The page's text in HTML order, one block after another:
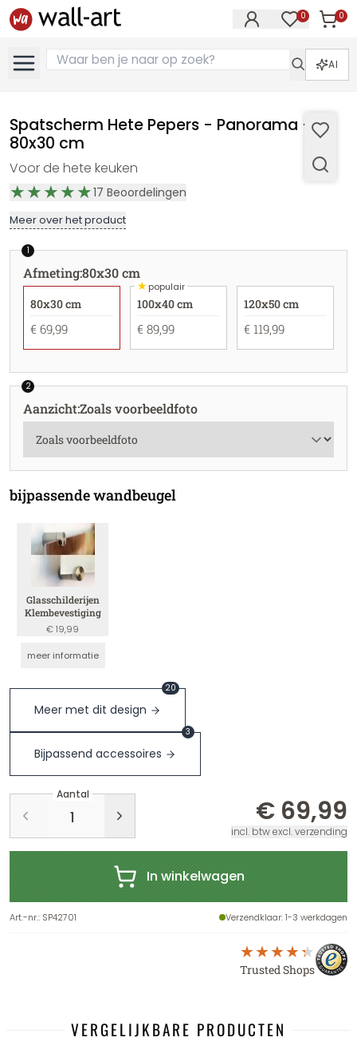
0 0
AI
Spatscherm Hete Pepers - Panorama -
80x30 cm
Voor de hete keuken
17 Beoordelingen
Meer over het product
1
Afmeting:80x30 cm
80x30 cm
€ 69,99
★populair
100x40 cm
€ 89,99
120x50 cm
€ 119,99
2
Aanzicht:Zoals voorbeeldfoto
bijpassende wandbeugel
Glasschilderijen
Klembevestiging
€ 19,99
meer informatie
Meer met dit design
20
Bijpassend accessoires
3
Aantal
€ 69,99
incl. btw excl. verzending
In winkelwagen
Art.-nr.: SP42701 Verzendklaar: 1-3 werkdagen
Trusted Shops
VERGELIJKBARE PRODUCTEN